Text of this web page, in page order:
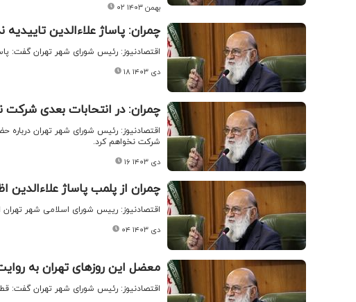
۰۲ بهمن ۱۴۰۳
چمران: پاساژ علاء‌الدین
اقتصادنیوز: رئیس شورای شهر تهران گفت:
۱۸ دی ۱۴۰۳
چمران: در انتحابات بعدی شرکت
اقتصادنیوز: رئیس شورای شهر تهران درباره
شرکت نخواهم کرد.
۱۶ دی ۱۴۰۳
چمران از پلمب پاساژ علاءالدین
اقتصادنیوز: رییس شورای اسلامی شهر تهران
۰۴ دی ۱۴۰۳
معضل این روز‌های تهران به
اقتصادنیوز: رئیس شورای شهر تهران گفت: